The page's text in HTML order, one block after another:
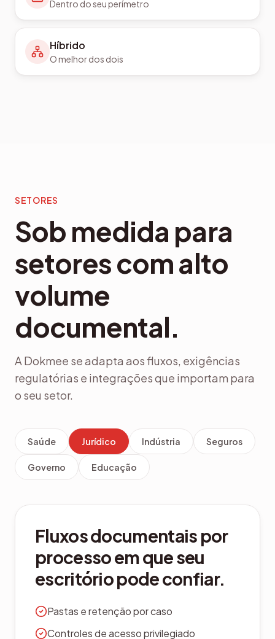
Dentro do seu perímetro
Híbrido
O melhor dos dois
SETORES
Sob medida para
setores com alto
volume
documental.
A Dokmee se adapta aos fluxos, exigências
regulatórias e integrações que importam para
o seu setor.
Saúde Jurídico Indústria Seguros
Governo Educação
Controle SOPs, BOMs e
documentos de
fornecedores em um só
lugar.
Versionamento alinhado a ISO